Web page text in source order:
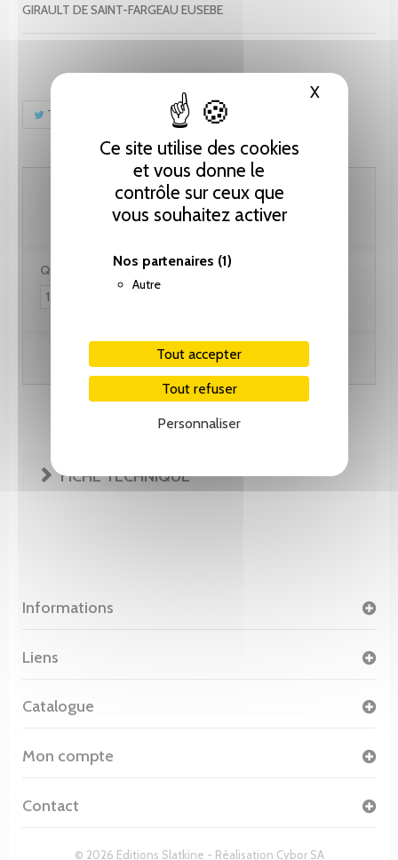
Ce site utilise des cookies
et vous donne le
contrôle sur ceux que
vous souhaitez activer
Nos partenaires (1)
Autre
Tout accepter
Tout refuser
Personnaliser
XMasquer
GIRAULT DE SAINT-FARGEAU EUSEBE
Tweet Pinterest
148.75 CHF
Quantité :
Ajouter au panier
FICHE TECHNIQUE
Informations
© 2026 Editions Slatkine - Réalisation Cybor SA
Liens
Catalogue
Mon compte
Contact